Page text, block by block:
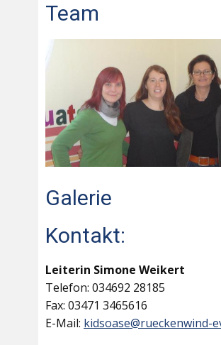
Team
Galerie
Kontakt:
Leiterin Simone Weikert
Telefon: 034692 28185
Fax: 03471 3465616
E-Mail: kidsoase@rueckenwind-